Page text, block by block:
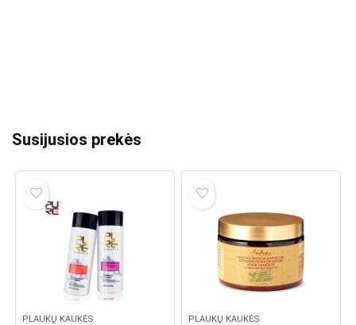
Susijusios prekės
PLAUKŲ KAUKĖS PLAUKŲ KAUKĖS